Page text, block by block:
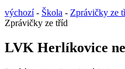
výchozí- Škola - Zprávičky ze
Zprávičky ze tříd
LVK Herlíkovice